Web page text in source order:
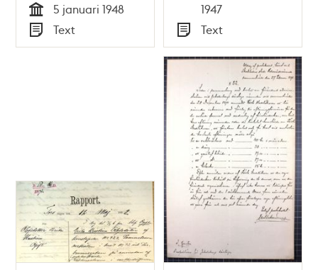
Tid
5 januari 1948
Typ
Text
1947
Typ
Text